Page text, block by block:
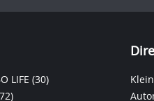
LIFE (30)